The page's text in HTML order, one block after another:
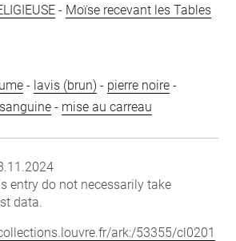
- Moïse recevant les Tables
- lavis (brun) - pierre noire -
sanguine - mise au carreau
entry do not necessarily take
data.
ark:/53355/cl0201